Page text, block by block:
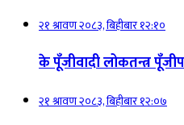
२१ श्रावण २०८३, बिहीबार १२:१०
के पूँजीवादी लोकतन्त्र
२१ श्रावण २०८३, बिहीबार १२:०७